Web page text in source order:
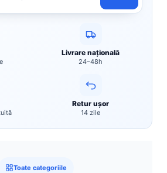
Livrare națională
24–48h
Retur ușor
14 zile
Toate categoriile